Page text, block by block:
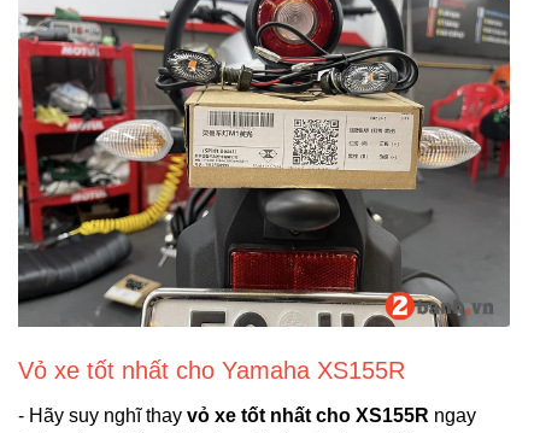
Vỏ xe tốt nhất cho Yamaha XS155R
- Hãy suy nghĩ thay vỏ xe tốt nhất cho XS155R ngay